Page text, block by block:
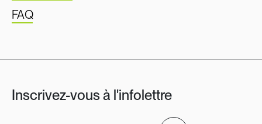
FAQ
Inscrivez-vous à l'infolettre